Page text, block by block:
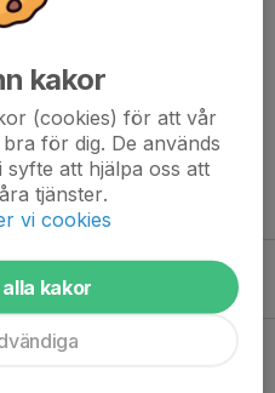
2026
kakor
(cookies) för att vår
för dig. De används
att hjälpa oss att
tjänster.
vi cookies
kakor